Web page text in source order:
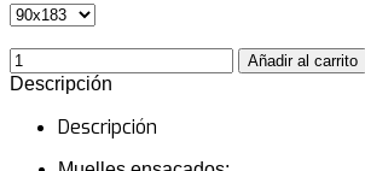
Descripción
Descripción